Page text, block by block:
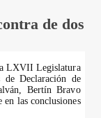
de dos
LXVII Legislatura
Declaración de
Bertín Bravo
las conclusiones